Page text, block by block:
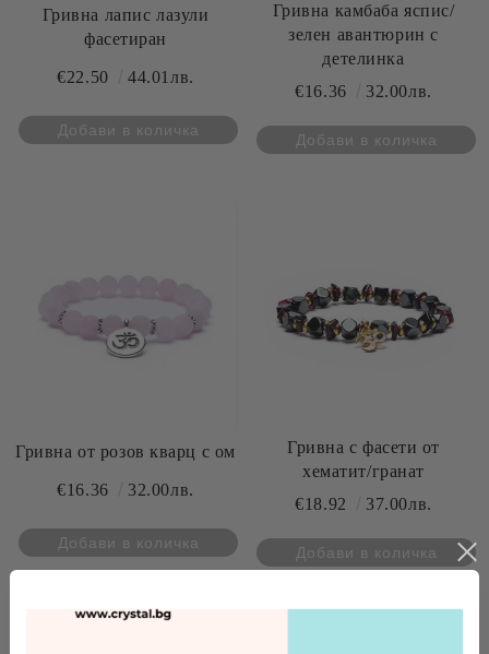
Гривна лапис лазули
фасетиран
€22.50 44.01лв.
Гривна камбаба яспис/
зелен авантюрин с
детелинка
€16.36
32.00лв.
Гривна от розов кварц с ом
€16.36 32.00лв.
Гривна с фасети от
хематит/гранат
€18.92
37.00лв.